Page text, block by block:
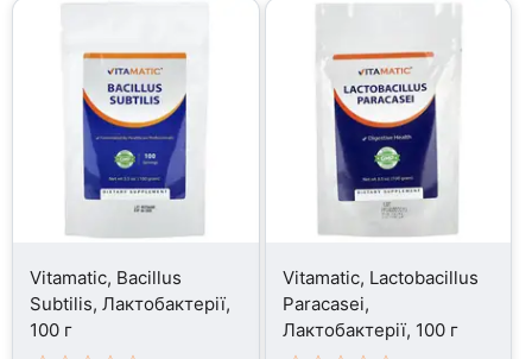
Vitamatic, Bacillus
Subtilis, Лактобактерії,
100 г
Vitamatic, Lactobacillus
Paracasei,
Лактобактерії, 100 г